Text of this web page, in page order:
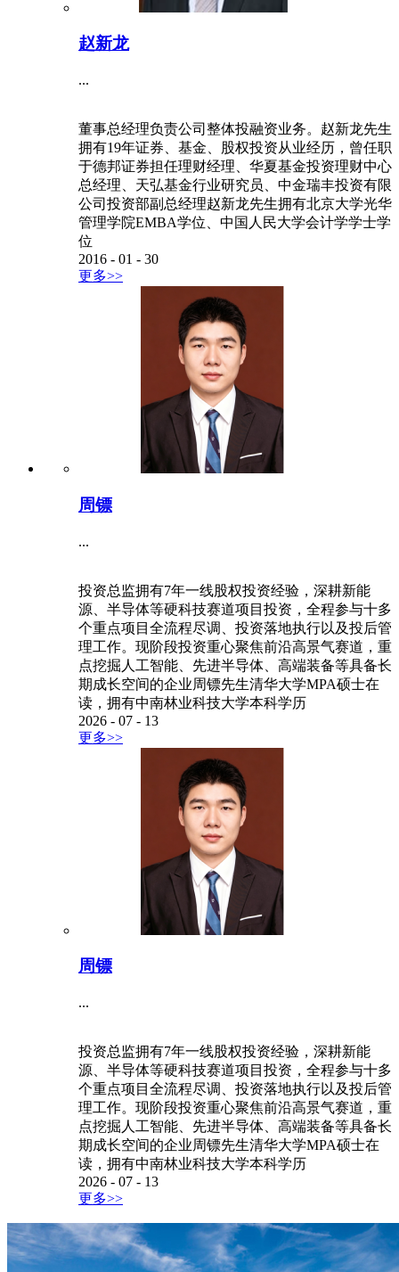
赵新龙
...
董事总经理负责公司整体投融资业务。赵新龙先生
拥有19年证券、基金、股权投资从业经历，曾任职
于德邦证券担任理财经理、华夏基金投资理财中心
总经理、天弘基金行业研究员、中金瑞丰投资有限
公司投资部副总经理赵新龙先生拥有北京大学光华
管理学院EMBA学位、中国人民大学会计学学士学
位
2016 - 01 - 30
更多>>
周镖
...
投资总监拥有7年一线股权投资经验，深耕新能
源、半导体等硬科技赛道项目投资，全程参与十多
个重点项目全流程尽调、投资落地执行以及投后管
理工作。现阶段投资重心聚焦前沿高景气赛道，重
点挖掘人工智能、先进半导体、高端装备等具备长
期成长空间的企业周镖先生清华大学MPA硕士在
读，拥有中南林业科技大学本科学历
2026 - 07 - 13
更多>>
周镖
...
投资总监拥有7年一线股权投资经验，深耕新能
源、半导体等硬科技赛道项目投资，全程参与十多
个重点项目全流程尽调、投资落地执行以及投后管
理工作。现阶段投资重心聚焦前沿高景气赛道，重
点挖掘人工智能、先进半导体、高端装备等具备长
期成长空间的企业周镖先生清华大学MPA硕士在
读，拥有中南林业科技大学本科学历
2026 - 07 - 13
更多>>